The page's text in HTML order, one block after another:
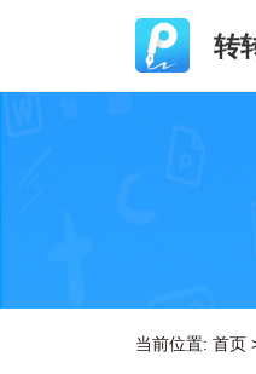
转
当前位置: 首页